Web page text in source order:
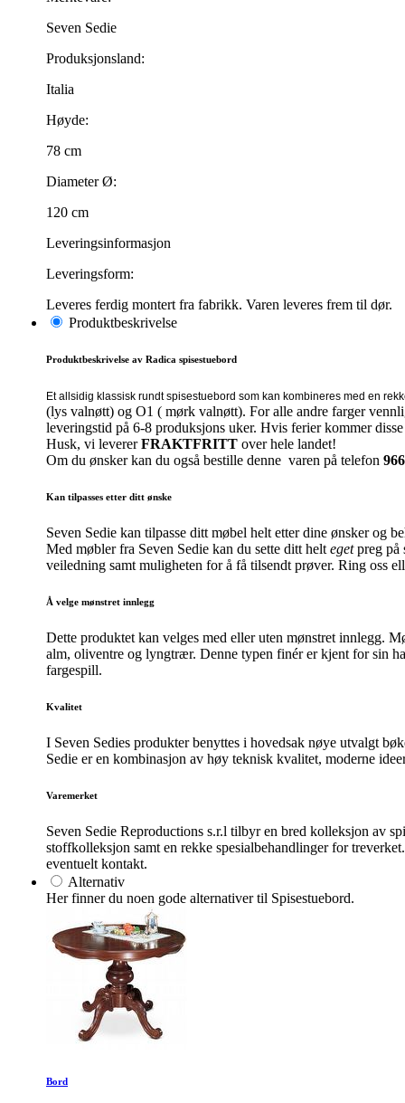
Seven Sedie
Produksjonsland:
Italia
Høyde:
78 cm
Diameter Ø:
120 cm
Leveringsinformasjon
Leveringsform:
Leveres ferdig montert fra fabrikk. Varen leveres frem til dør.
Produktbeskrivelse
Produktbeskrivelse av Radica spisestuebord
Et allsidig klassisk rundt spisestuebord som kan kombineres med en
(lys valnøtt) og O1 ( mørk valnøtt). For alle andre farger
leveringstid på 6-8 produksjons uker. Hvis ferier kommer
Husk, vi levererFRAKTFRITT over hele landet!
Om du ønsker kan du også bestille denne varen på telefon
Kan tilpasses etter ditt ønske
Seven Sedie kan tilpasse ditt møbel helt etter dine ønsker og
Med møbler fra Seven Sedie kan du sette ditt helt egetpreg på
veiledning samt muligheten for å få tilsendt prøver. Ring oss
Å velge mønstret innlegg
Dette produktet kan velges med eller uten mønstret innlegg.
alm, oliventre og lyngtrær. Denne typen finér er kjent for sin
fargespill.
Kvalitet
I Seven Sedies produkter benyttes i hovedsak nøye utvalgt
Sedie er en kombinasjon av høy teknisk kvalitet, moderne
Varemerket
Seven Sedie Reproductions s.r.l tilbyr en bred kolleksjon av
stoffkolleksjon samt en rekke spesialbehandlinger for
eventuelt kontakt.
Alternativ
Her finner du noen gode alternativer til Spisestuebord.
Bord